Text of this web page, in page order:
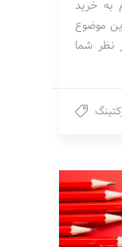
به خرید
موضوع
نظر شما